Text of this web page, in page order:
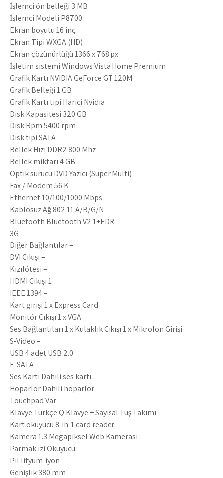
İşlemci ön belleği 3 MB
İşlemci Modeli P8700
Ekran boyutu 16 inç
Ekran Tipi WXGA (HD)
Ekran çözünürlüğü 1366 x 768 px
İşletim sistemi Windows Vista Home Premium
Grafik Kartı NVIDIA GeForce GT 120M
Grafik Belleği 1 GB
Grafik Kartı tipi Harici Nvidia
Disk Kapasitesi 320 GB
Disk Rpm 5400 rpm
Disk tipi SATA
Bellek Hızı DDR2 800 Mhz
Bellek miktarı 4 GB
Optik sürücü DVD Yazıcı (Super Multi)
Fax / Modem 56 K
Ethernet 10/100/1000 Mbps
Kablosuz Ağ 802.11 A/B/G/N
Bluetooth Bluetooth V2.1+EDR
3G –
Diğer Bağlantılar –
DVI Çıkışı –
Kızılötesi –
HDMI Çıkışı 1
IEEE 1394 –
Kart girişi 1 x Express Card
Monitör Çıkışı 1 x VGA
Ses Bağlantıları 1 x Kulaklık Çıkışı 1 x Mikrofon Girişi
S-Video –
USB 4 adet USB 2.0
E-SATA –
Ses Kartı Dahili ses kartı
Hoparlör Dahili hoparlör
Touchpad Var
Klavye Türkçe Q Klavye + Sayısal Tuş Takımı
Kart okuyucu 8-in-1 card reader
Kamera 1.3 Megapiksel Web Kamerası
Parmak izi Okuyucu –
Pil lityum-iyon
Genişlik 380 mm